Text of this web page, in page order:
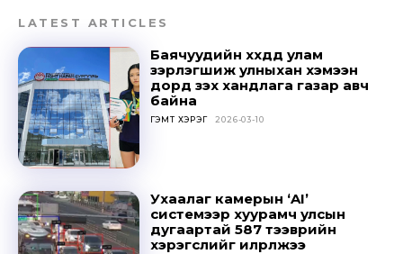
LATEST ARTICLES
Баячуудийн хүүхдүүд улам
зэрлэгшиж улныхан хэмээн
дорд үзэх хандлага газар авч
байна
ГЭМТ ХЭРЭГ 2026-03-10
Ухаалаг камерын ‘AI’
системээр хуурамч улсын
дугаартай 587 тээврийн
хэрэгслийг илрүүлжээ